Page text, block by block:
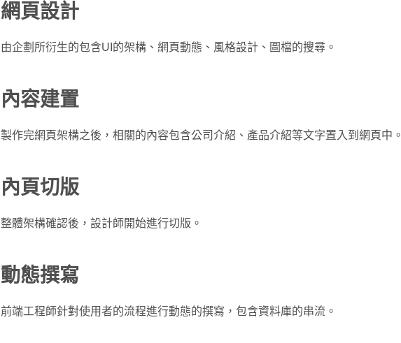
網頁設計
由企劃所衍生的包含UI的架構、網頁動態、風格設計、圖檔的搜尋。
內容建置
製作完網頁架構之後，相關的內容包含公司介紹、產品介紹等文字置入到網頁中。
內頁切版
整體架構確認後，設計師開始進行切版。
動態撰寫
前端工程師針對使用者的流程進行動態的撰寫，包含資料庫的串流。